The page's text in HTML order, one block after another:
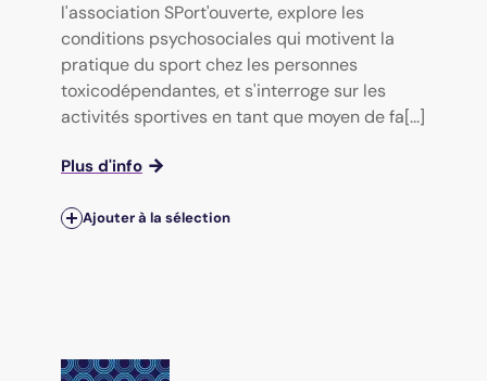
l'association SPort'ouverte, explore les
conditions psychosociales qui motivent la
pratique du sport chez les personnes
toxicodépendantes, et s'interroge sur les
activités sportives en tant que moyen de fa[...]
Plus d'info
Ajouter à la sélection